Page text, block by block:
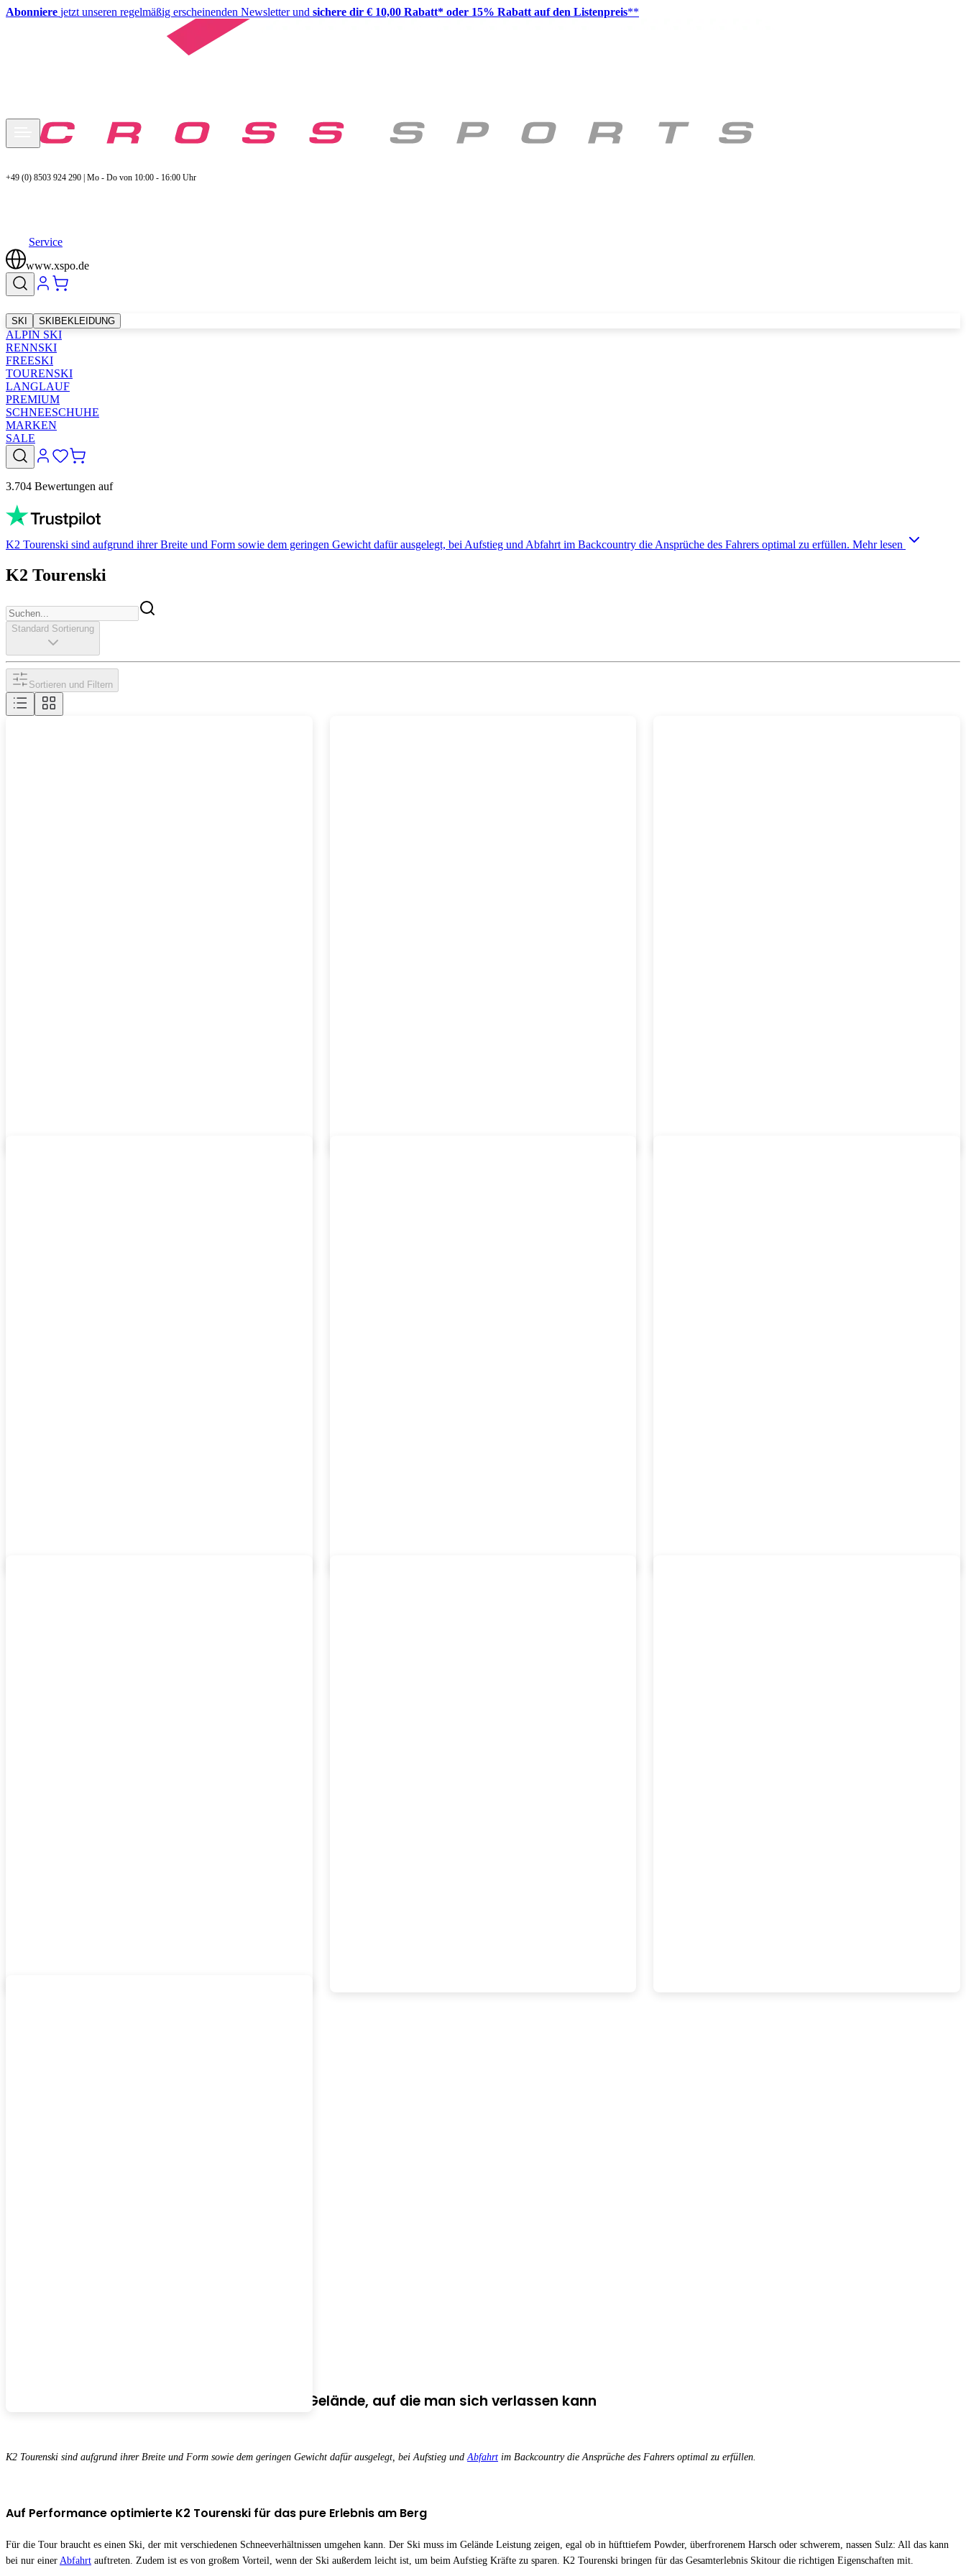
Abonniere jetzt unseren regelmäßig erscheinenden Newsletter und sichere dir € 10,00 Rabatt* oder 15% Rabatt auf den Listenpreis**
+49 (0) 8503 924 290 | Mo - Do von 10:00 - 16:00 Uhr
Service
www.xspo.de
SKI SKIBEKLEIDUNG
ALPIN SKI
RENNSKI
FREESKI
TOURENSKI
LANGLAUF
PREMIUM
SCHNEESCHUHE
MARKEN
SALE
3.704 Bewertungen auf
K2 Tourenski sind aufgrund ihrer Breite und Form sowie dem geringen Gewicht dafür ausgelegt, bei Aufstieg und Abfahrt im Backcountry die Ansprüche des Fahrers optimal zu erfüllen. Mehr lesen
K2 Tourenski
Standard Sortierung
Sortieren und Filtern
K2 Tourenski sind Qualitätswerkzeuge für’s Gelände, auf die man sich verlassen kann
K2 Tourenski sind aufgrund ihrer Breite und Form sowie dem geringen Gewicht dafür ausgelegt, bei Aufstieg und Abfahrt im Backcountry die Ansprüche des Fahrers optimal zu erfüllen.
Auf Performance optimierte K2 Tourenski für das pure Erlebnis am Berg
Für die Tour braucht es einen Ski, der mit verschiedenen Schneeverhältnissen umgehen kann. Der Ski muss im Gelände Leistung zeigen, egal ob in hüfttiefem Powder, überfrorenem Harsch oder schwerem, nassen Sulz: All das kann
bei nur einer Abfahrt auftreten. Zudem ist es von großem Vorteil, wenn der Ski außerdem leicht ist, um beim Aufstieg Kräfte zu sparen. K2 Tourenski bringen für das Gesamterlebnis Skitour die richtigen Eigenschaften mit.